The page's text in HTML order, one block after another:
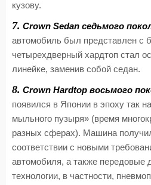
кузову.
7. Crown Sedan седьмого
автомобиль был представлен с
четырехдверный хардтоп стал
линейке, заменив собой седан.
8. Crown Hardtop восьмого
появился в Японии в эпоху так
мыльного пузыря» (время
разных сферах). Машина
соответствии с новыми
автомобиля, а также передовые
технологии, в частности,